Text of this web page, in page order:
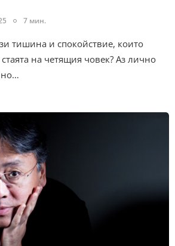
7 мин.
тишина и спокойствие, които
на четящия човек? Аз лично